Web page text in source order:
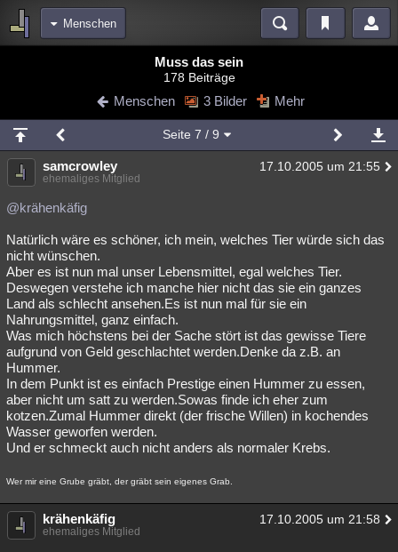
Menschen
Blogs Videos
Chat Wiki Neuigkeiten
meine Rubriken
Menschen Wissenschaft Mystery Kriminalfälle
Spiritualität
Natur Umfragen Unterhaltung
weitere Rubriken
Philosophie Träume Orte Esoterik Literatur
Astronomie Helpdesk Gruppen Gaming Filme
Musik
Übersichten
Besucht Teilgenommen Alle Neue Geschlossen
Lesenswert Schlüsselwörter
Muss das sein
178 Beiträge
Menschen 3 Bilder Mehr
Seite 7 / 9
samcrowley 17.10.2005 um 21:55
ehemaliges Mitglied
@krähenkäfig
Natürlich wäre es schöner, ich mein, welches Tier würde sich das
nicht wünschen.
Aber es ist nun mal unser Lebensmittel, egal welches Tier.
Deswegen verstehe ich manche hier nicht das sie ein ganzes
Land als schlecht ansehen.Es ist nun mal für sie ein
Nahrungsmittel, ganz einfach.
Was mich höchstens bei der Sache stört ist das gewisse Tiere
aufgrund von Geld geschlachtet werden.Denke da z.B. an
Hummer.
In dem Punkt ist es einfach Prestige einen Hummer zu essen,
aber nicht um satt zu werden.Sowas finde ich eher zum
kotzen.Zumal Hummer direkt (der frische Willen) in kochendes
Wasser geworfen werden.
Und er schmeckt auch nicht anders als normaler Krebs.
Wer mir eine Grube gräbt, der gräbt sein eigenes Grab.
krähenkäfig 17.10.2005 um 21:58
ehemaliges Mitglied